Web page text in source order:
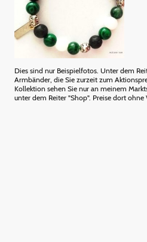
Dies sind nur Beispielfotos. Unter dem
Armbänder, die Sie zurzeit zum
Kollektion sehen Sie nur an meinem
unter dem Reiter "Shop". Preise dort ohne